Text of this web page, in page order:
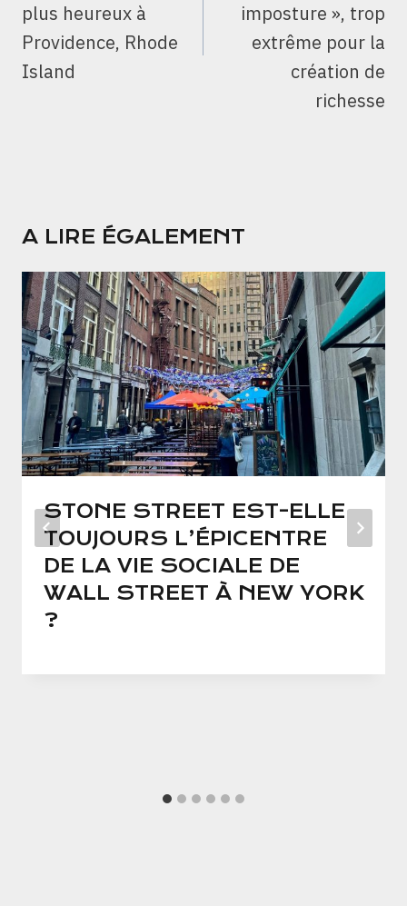
plus heureux à
Providence, Rhode
Island
imposture », trop
extrême pour la
création de
richesse
A LIRE ÉGALEMENT
STONE STREET EST-ELLE
TOUJOURS L’ÉPICENTRE
DE LA VIE SOCIALE DE
WALL STREET À NEW YORK
?